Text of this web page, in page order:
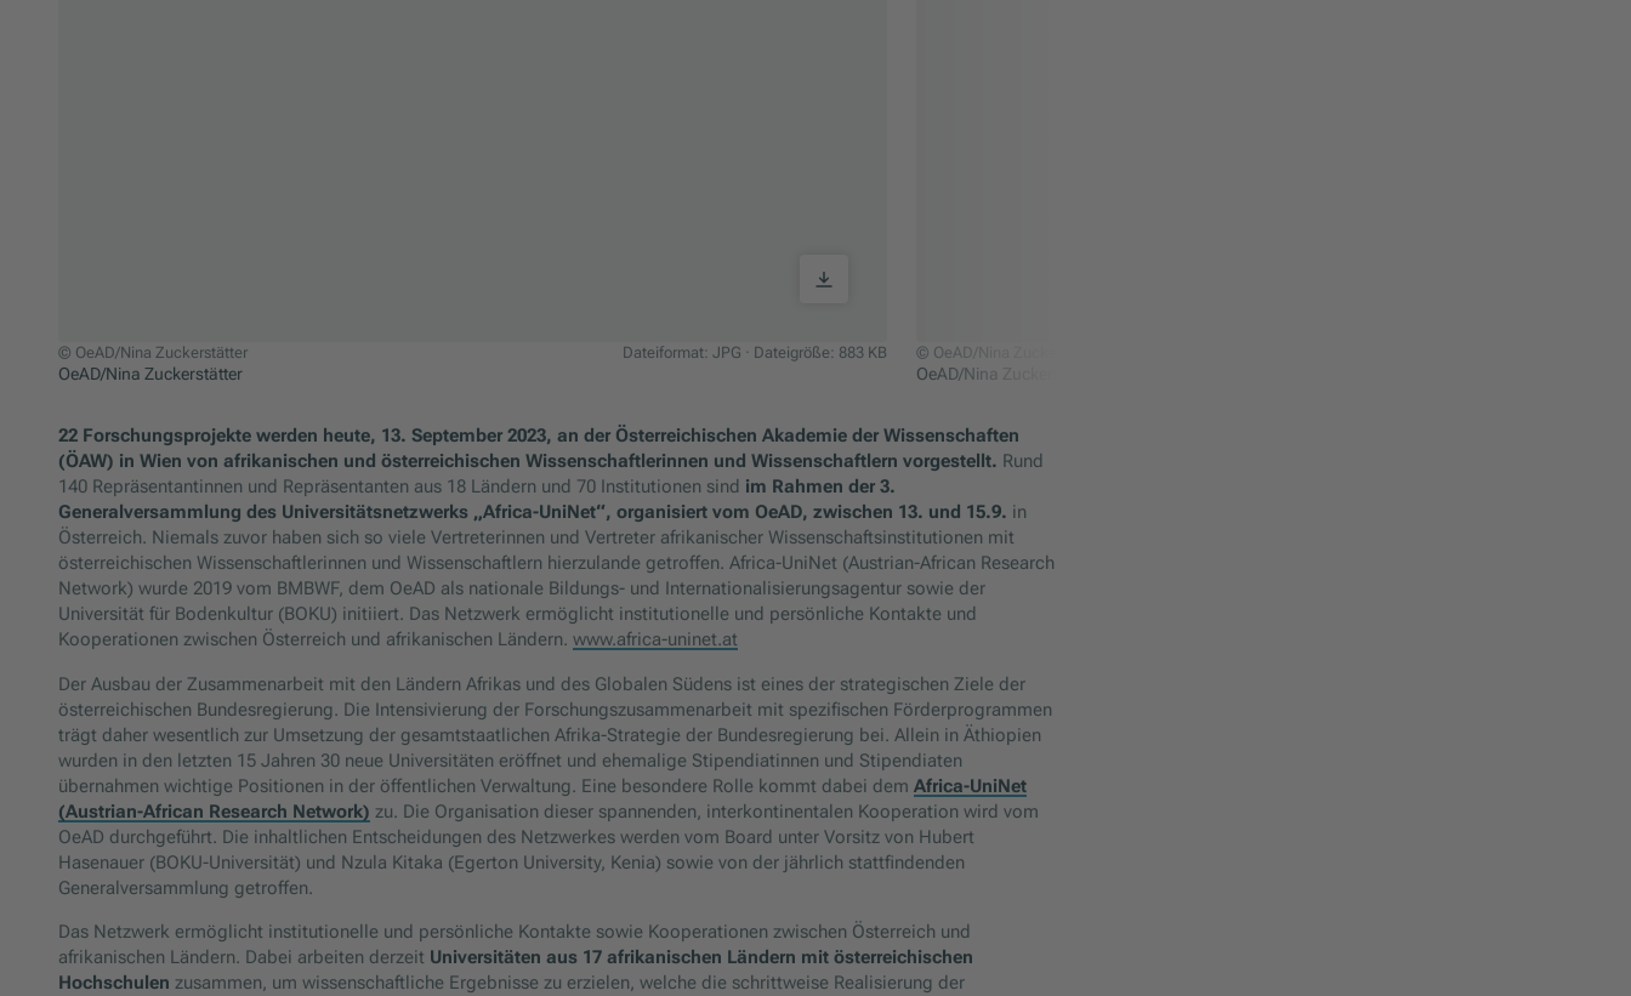
© OeAD/Nina Zuckerstätter Dateiformat: JPG · Dateigröße: 883 KB
OeAD/Nina Zuckerstätter
© OeAD/Nina Zuckerstätter
OeAD/Nina Zuckerstätter
22 Forschungsprojekte werden heute, 13. September 2023, an der Österreichischen Akademie der Wissenschaften
(ÖAW) in Wien von afrikanischen und österreichischen Wissenschaftlerinnen und Wissenschaftlern vorgestellt. Rund
140 Repräsentantinnen und Repräsentanten aus 18 Ländern und 70 Institutionen sind im Rahmen der 3.
Generalversammlung des Universitätsnetzwerks „Africa-UniNet“, organisiert vom OeAD, zwischen 13. und 15.9. in
Österreich. Niemals zuvor haben sich so viele Vertreterinnen und Vertreter afrikanischer Wissenschaftsinstitutionen mit
österreichischen Wissenschaftlerinnen und Wissenschaftlern hierzulande getroffen. Africa-UniNet (Austrian-African Research
Network) wurde 2019 vom BMBWF, dem OeAD als nationale Bildungs- und Internationalisierungsagentur sowie der
Universität für Bodenkultur (BOKU) initiiert. Das Netzwerk ermöglicht institutionelle und persönliche Kontakte und
Kooperationen zwischen Österreich und afrikanischen Ländern. www.africa-uninet.at
Der Ausbau der Zusammenarbeit mit den Ländern Afrikas und des Globalen Südens ist eines der strategischen Ziele der
österreichischen Bundesregierung. Die Intensivierung der Forschungszusammenarbeit mit spezifischen Förderprogrammen
trägt daher wesentlich zur Umsetzung der gesamtstaatlichen Afrika-Strategie der Bundesregierung bei. Allein in Äthiopien
wurden in den letzten 15 Jahren 30 neue Universitäten eröffnet und ehemalige Stipendiatinnen und Stipendiaten
übernahmen wichtige Positionen in der öffentlichen Verwaltung. Eine besondere Rolle kommt dabei dem Africa-UniNet
(Austrian-African Research Network) zu. Die Organisation dieser spannenden, interkontinentalen Kooperation wird vom
OeAD durchgeführt. Die inhaltlichen Entscheidungen des Netzwerkes werden vom Board unter Vorsitz von Hubert
Hasenauer (BOKU-Universität) und Nzula Kitaka (Egerton University, Kenia) sowie von der jährlich stattfindenden
Generalversammlung getroffen.
Das Netzwerk ermöglicht institutionelle und persönliche Kontakte sowie Kooperationen zwischen Österreich und
afrikanischen Ländern. Dabei arbeiten derzeit Universitäten aus 17 afrikanischen Ländern mit österreichischen
Hochschulen zusammen, um wissenschaftliche Ergebnisse zu erzielen, welche die schrittweise Realisierung der